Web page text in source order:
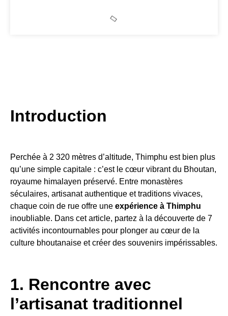
Introduction
Perchée à 2 320 mètres d’altitude, Thimphu est bien plus
qu’une simple capitale : c’est le cœur vibrant du Bhoutan,
royaume himalayen préservé. Entre monastères
séculaires, artisanat authentique et traditions vivaces,
chaque coin de rue offre une expérience à Thimphu
inoubliable. Dans cet article, partez à la découverte de 7
activités incontournables pour plonger au cœur de la
culture bhoutanaise et créer des souvenirs impérissables.
1. Rencontre avec
l’artisanat traditionnel